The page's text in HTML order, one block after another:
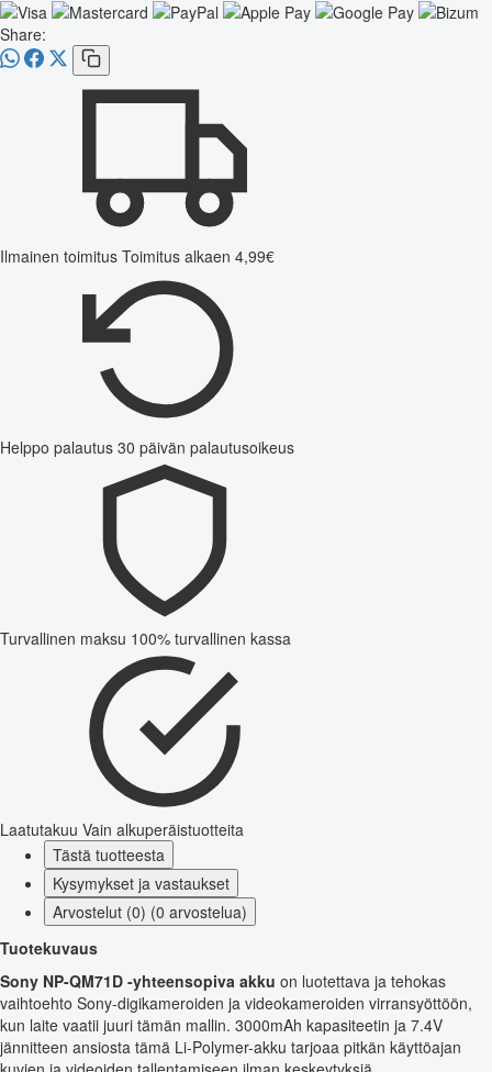
Share:
Ilmainen toimitus Toimitus alkaen 4,99€
Helppo palautus 30 päivän palautusoikeus
Turvallinen maksu 100% turvallinen kassa
Laatutakuu Vain alkuperäistuotteita
Tästä tuotteesta
Kysymykset ja vastaukset
Arvostelut (0) (0 arvostelua)
Tuotekuvaus
Sony NP-QM71D -yhteensopiva akku on luotettava ja tehokas
vaihtoehto Sony-digikameroiden ja videokameroiden virransyöttöön,
kun laite vaatii juuri tämän mallin. 3000mAh kapasiteetin ja 7.4V
jännitteen ansiosta tämä Li-Polymer-akku tarjoaa pitkän käyttöajan